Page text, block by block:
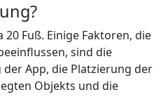
Fuß. Einige Faktoren, die
sind die
App, die Platzierung der
Objekts und die